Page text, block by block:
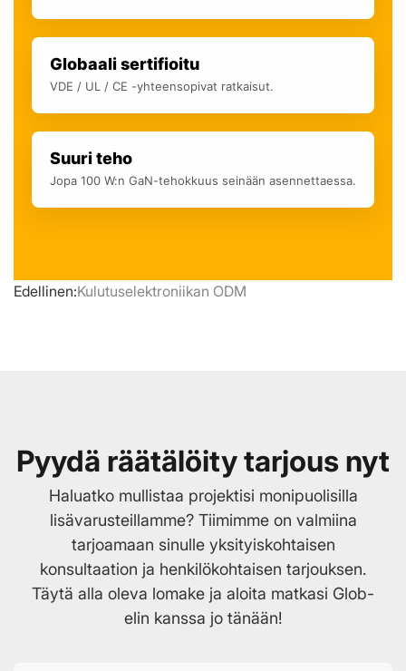
Globaali sertifioitu
VDE / UL / CE -yhteensopivat ratkaisut.
Suuri teho
Jopa 100 W:n GaN-tehokkuus seinään asennettaessa.
Edellinen:Kulutuselektroniikan ODM
Pyydä räätälöity tarjous nyt
Haluatko mullistaa projektisi monipuolisilla
lisävarusteillamme? Tiimimme on valmiina
tarjoamaan sinulle yksityiskohtaisen
konsultaation ja henkilökohtaisen tarjouksen.
Täytä alla oleva lomake ja aloita matkasi Glob-
elin kanssa jo tänään!